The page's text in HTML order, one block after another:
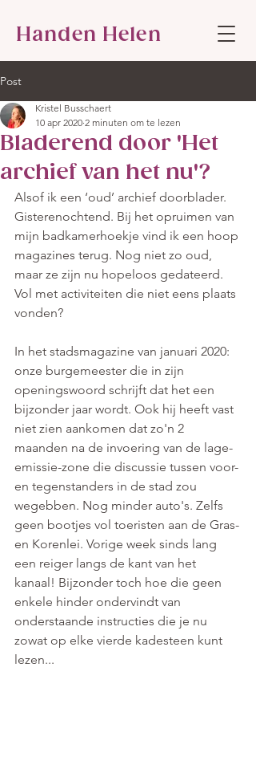
Handen Helen
Post
Bladerend door 'Het
archief van het nu'?
Kristel Busschaert
10 apr 2020 2 minuten om te lezen
Alsof ik een ‘oud’ archief doorblader.
Gisterenochtend. Bij het opruimen van
mijn badkamerhoekje vind ik een hoop
magazines terug. Nog niet zo oud,
maar ze zijn nu hopeloos gedateerd.
Vol met activiteiten die niet eens plaats
vonden?
In het stadsmagazine van januari 2020:
onze burgemeester die in zijn
openingswoord schrijft dat het een
bijzonder jaar wordt. Ook hij heeft vast
niet zien aankomen dat zo'n 2
maanden na de invoering van de lage-
emissie-zone die discussie tussen voor-
en tegenstanders in de stad zou
wegebben. Nog minder auto's. Zelfs
geen bootjes vol toeristen aan de Gras-
en Korenlei. Vorige week sinds lang
een reiger langs de kant van het
kanaal! Bijzonder toch hoe die geen
enkele hinder ondervindt van
onderstaande instructies die je nu
zowat op elke vierde kadesteen kunt
lezen...